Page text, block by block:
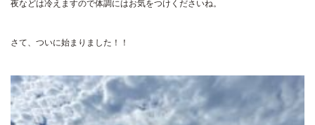
夜などは冷えますので体調にはお気をつけくださいね。
さて、ついに始まりました！！